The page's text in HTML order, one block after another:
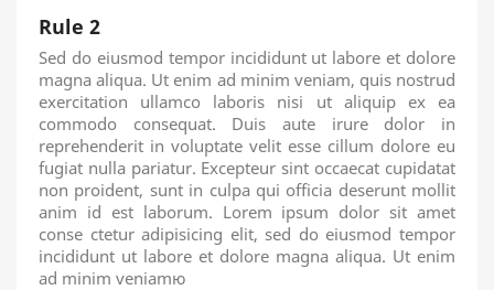
Rule 2
Sed do eiusmod tempor incididunt ut labore et dolore
magna aliqua. Ut enim ad minim veniam, quis nostrud
exercitation ullamco laboris nisi ut aliquip ex ea
commodo consequat. Duis aute irure dolor in
reprehenderit in voluptate velit esse cillum dolore eu
fugiat nulla pariatur. Excepteur sint occaecat cupidatat
non proident, sunt in culpa qui officia deserunt mollit
anim id est laborum. Lorem ipsum dolor sit amet
conse ctetur adipisicing elit, sed do eiusmod tempor
incididunt ut labore et dolore magna aliqua. Ut enim
ad minim veniamю